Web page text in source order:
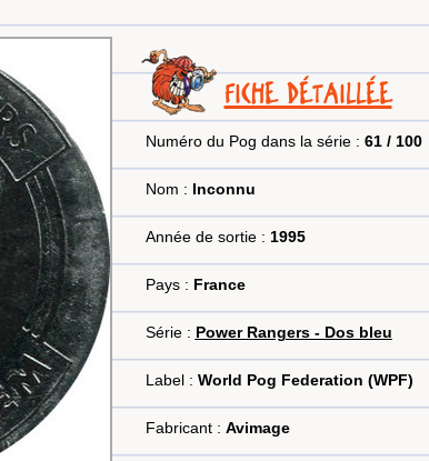
FICHE DÉTAILLÉE
Numéro du Pog dans la série : 61 / 100
Nom : Inconnu
Année de sortie : 1995
Pays : France
Série : Power Rangers - Dos bleu
Label : World Pog Federation (WPF)
Fabricant : Avimage